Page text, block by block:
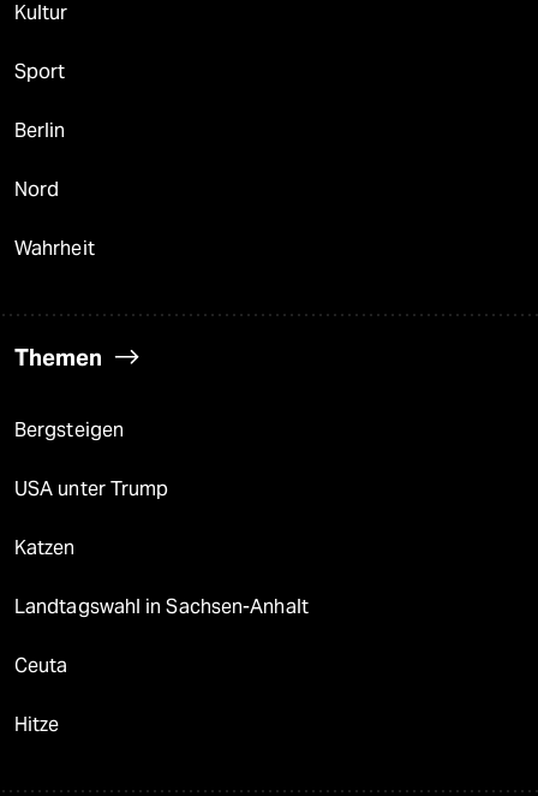
Kultur
Sport
Berlin
Nord
Wahrheit
Themen
Bergsteigen
USA unter Trump
Katzen
Landtagswahl in Sachsen-Anhalt
Ceuta
Hitze